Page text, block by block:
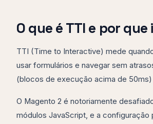
O que é TTI e por
TTI (Time to Interactive) mede
usar formulários e navegar sem
(blocos de execução acima de
O Magento 2 é notoriamente
módulos JavaScript, e a